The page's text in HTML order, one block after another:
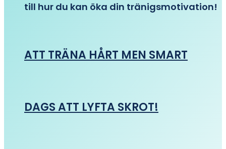
till hur du kan öka din tränigsmotivation!
ATT TRÄNA HÅRT MEN SMART
DAGS ATT LYFTA SKROT!